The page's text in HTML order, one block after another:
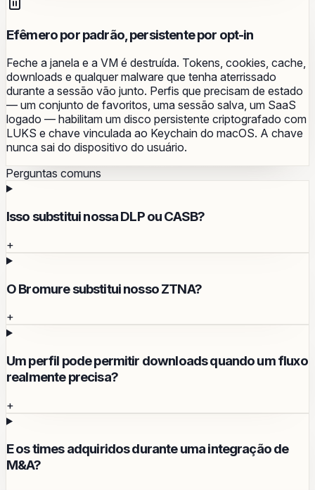
Efêmero por padrão, persistente por opt-in
Feche a janela e a VM é destruída. Tokens, cookies, cache,
downloads e qualquer malware que tenha aterrissado
durante a sessão vão junto. Perfis que precisam de estado
— um conjunto de favoritos, uma sessão salva, um SaaS
logado — habilitam um disco persistente criptografado com
LUKS e chave vinculada ao Keychain do macOS. A chave
nunca sai do dispositivo do usuário.
Perguntas comuns
Isso substitui nossa DLP ou CASB?
+
O Bromure substitui nosso ZTNA?
+
Um perfil pode permitir downloads quando um fluxo
realmente precisa?
+
E os times adquiridos durante uma integração de
M&A?